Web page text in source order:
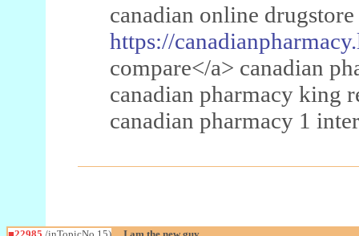
canadian online
https://
compare</a> canadian
canadian pharmacy king
canadian pharmacy 1